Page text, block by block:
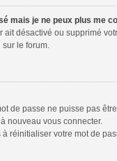
mais je ne peux plus me
ait désactivé ou supprimé
le forum.
de passe ne puisse pas
nouveau vous connecter.
réinitialiser votre mot de